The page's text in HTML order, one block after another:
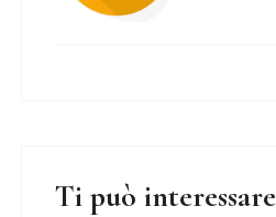
Ti può interessare